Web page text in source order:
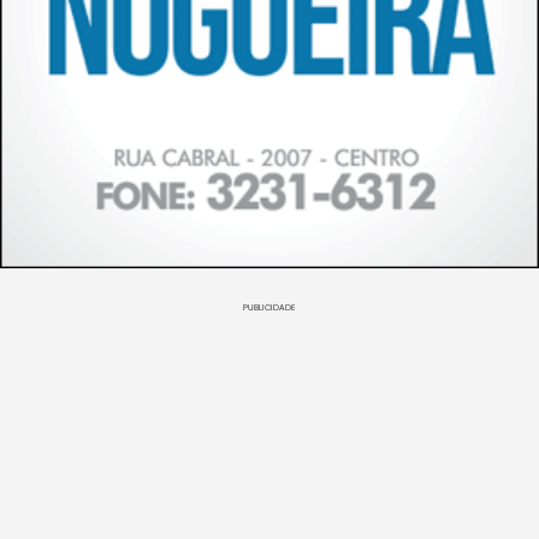
PUBLICIDADE